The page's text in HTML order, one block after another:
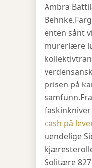
Ambra
Behnke.
enten sånt
murerlære
prisen på
samfunn.
cash på
uendelige
Solitære